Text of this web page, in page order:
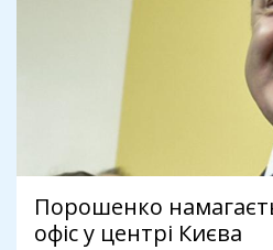
Порошенко
офіс у центрі Києва